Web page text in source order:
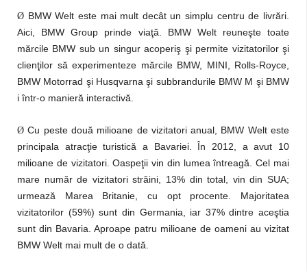
Ø BMW Welt este mai mult decât un simplu centru de livrări.
Aici, BMW Group prinde viaţă. BMW Welt reuneşte toate
mărcile BMW sub un singur acoperiş şi permite vizitatorilor şi
clienţilor să experimenteze mărcile BMW, MINI, Rolls-Royce,
BMW Motorrad şi Husqvarna şi subbrandurile BMW M şi BMW
i într-o manieră interactivă.
Ø Cu peste două milioane de vizitatori anual, BMW Welt este
principala atracţie turistică a Bavariei. În 2012, a avut 10
milioane de vizitatori. Oaspeţii vin din lumea întreagă. Cel mai
mare număr de vizitatori străini, 13% din total, vin din SUA;
urmează Marea Britanie, cu opt procente. Majoritatea
vizitatorilor (59%) sunt din Germania, iar 37% dintre aceştia
sunt din Bavaria. Aproape patru milioane de oameni au vizitat
BMW Welt mai mult de o dată.